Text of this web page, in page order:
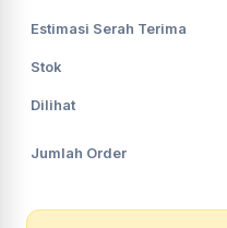
Estimasi Serah Terima
Stok
Dilihat
Jumlah Order